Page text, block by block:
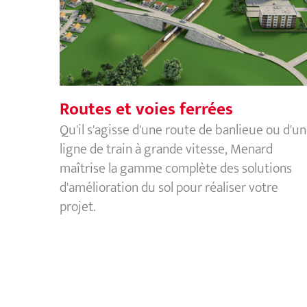
Routes et voies ferrées
Qu'il s'agisse d'une route de banlieue ou
ligne de train à grande vitesse, Menard
maîtrise la gamme complète des solutions
d'amélioration du sol pour réaliser votre
projet.